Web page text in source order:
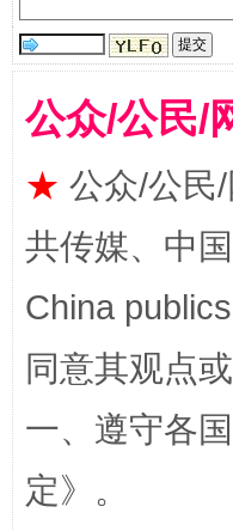
解纷+调解+退费
公众/公民/
★ 公众/公民
共传媒、中
China
同意其观点
一、遵守各
定》。